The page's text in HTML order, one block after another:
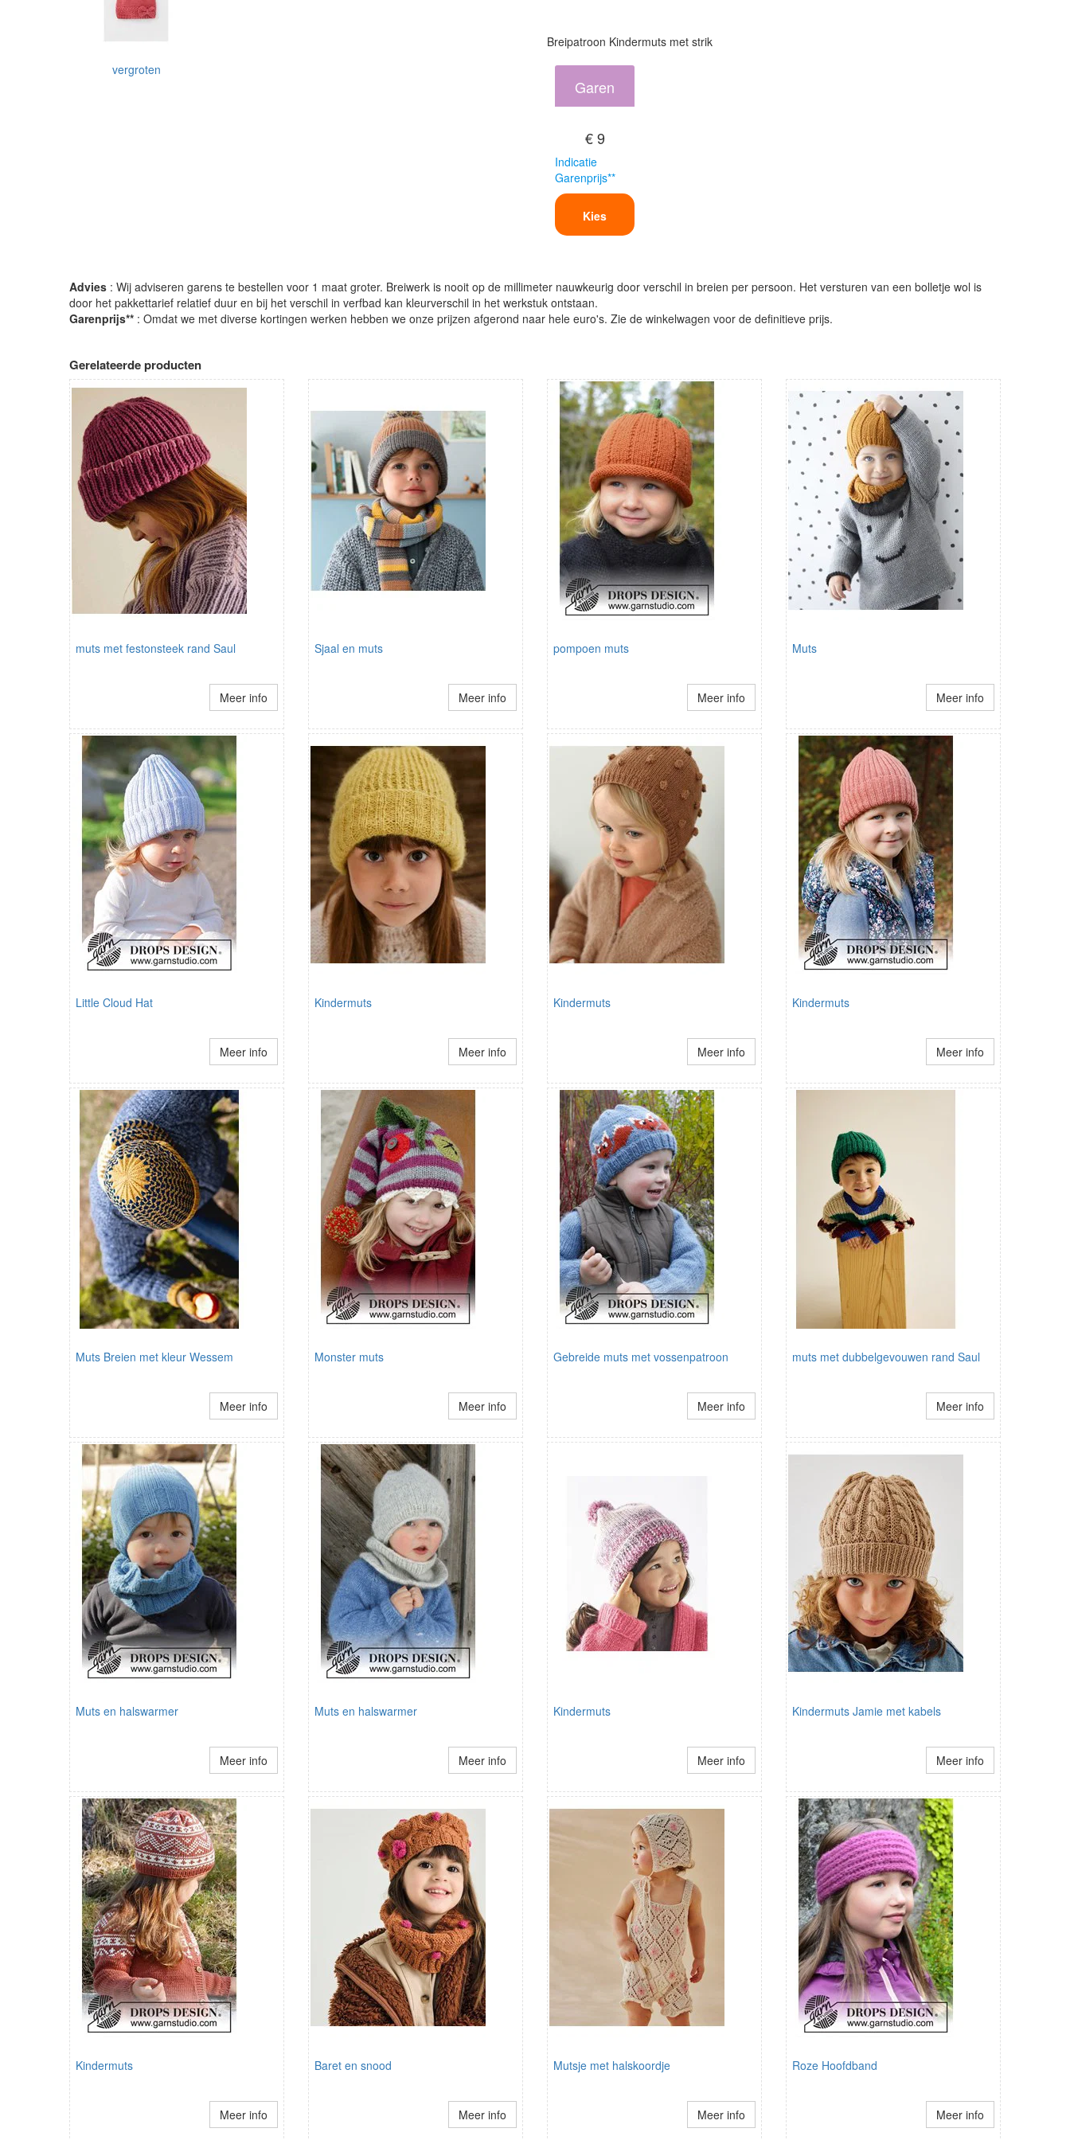
vergroten
Breipatroon Kindermuts met strik
Garen
€ 9
Indicatie
Garenprijs**
Kies
Advies : Wij adviseren garens te bestellen voor 1 maat groter. Breiwerk is nooit op de millimeter nauwkeurig door verschil in breien per persoon. Het versturen van een bolletje wol is
door het pakkettarief relatief duur en bij het verschil in verfbad kan kleurverschil in het werkstuk ontstaan.
Garenprijs** : Omdat we met diverse kortingen werken hebben we onze prijzen afgerond naar hele euro's. Zie de winkelwagen voor de definitieve prijs.
Gerelateerde producten
muts met festonsteek rand Saul
Meer info
Sjaal en muts
Meer info
pompoen muts
Meer info
Muts
Meer info
Little Cloud Hat
Meer info
Kindermuts
Meer info
Kindermuts
Meer info
Kindermuts
Meer info
Muts Breien met kleur Wessem
Meer info
Monster muts
Meer info
Gebreide muts met vossenpatroon
Meer info
muts met dubbelgevouwen rand Saul
Meer info
Muts en halswarmer
Meer info
Muts en halswarmer
Meer info
Kindermuts
Meer info
Kindermuts Jamie met kabels
Meer info
Kindermuts
Meer info
Baret en snood
Meer info
Mutsje met halskoordje
Meer info
Roze Hoofdband
Meer info